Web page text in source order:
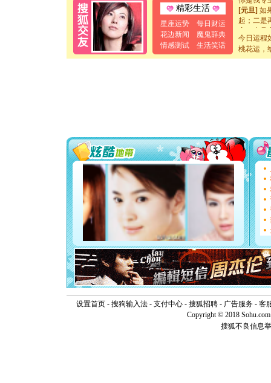
精彩生活
星座运势
每日财运
花边新闻
魔鬼辞典
情感测试
生活笑话
[元旦]如
起；二是
离。水晶
[元旦]当
泣，这痛
你太多，
要平安
[圣诞节]
能正大
天都要快
[圣诞节]
如意,快
[元旦]
看
断电。
你是我
[元旦]
起；二是
离。水晶
[元旦]当
泣，这痛
[春节] 风
颜！冬去
道一声平
今日运程
桃花运，
设置首页- 搜狗输入法- 支付中心- 搜狐招聘- 广告服务- 客
Copyright © 2018
搜狐不良信息